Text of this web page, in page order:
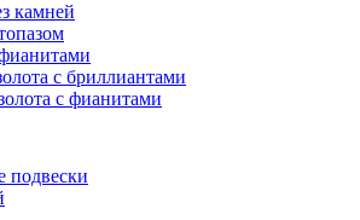
камней
с бриллиантами
с фианитами
подвески